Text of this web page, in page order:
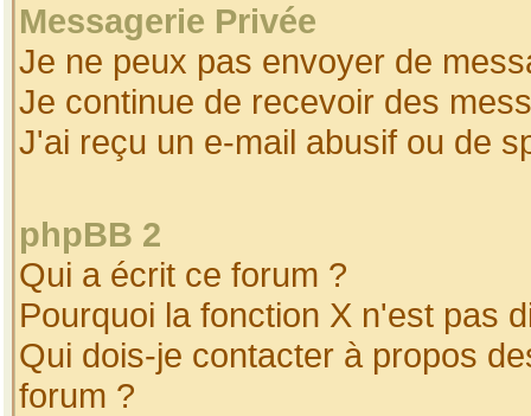
Messagerie Privée
Je ne peux pas envoyer de
Je continue de recevoir des
J'ai reçu un e-mail abusif ou de
phpBB 2
Qui a écrit ce forum ?
Pourquoi la fonction X n'est pas
Qui dois-je contacter à propos
forum ?